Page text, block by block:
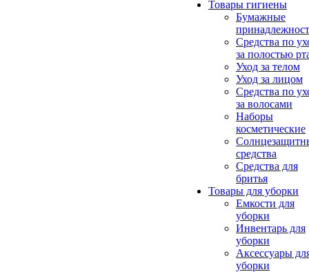
Товары гигиены
Бумажные
Средства по
за полостью
Уход за телом
Уход за лицом
Средства по
за волосами
Наборы
косметические
средства
Средства для
бритья
Товары для уборки
Емкости для
уборки
Инвентарь для
уборки
Аксессуары
уборки